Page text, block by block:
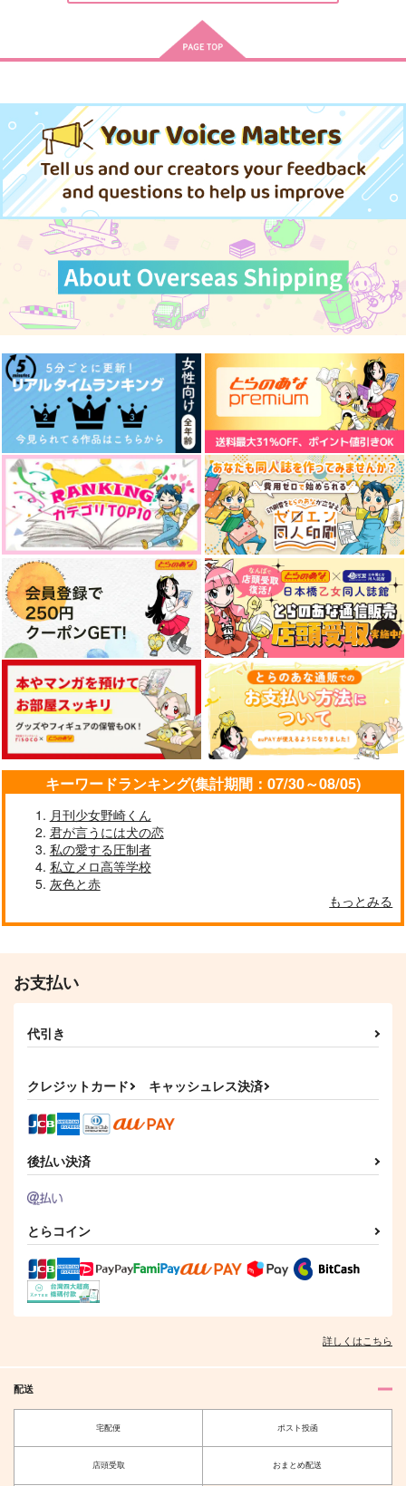
再録集 紋黄蝶
ぼんくら
3,670 円 （税込）
山姥切国広×山姥切長義
サンプル
1,887円（税込）
山姥切国広×山姥切長義
サンプル
猫になりたい
ctrl＋
708円（税込）
山姥切長義×山姥切国広
サンプル
初戀綴り -にど寝 再録
集-
にど寝
1,572 （税込）
山姥切国広×山姥切長義
サンプル
作品詳細
夏夕
fefefe
157円（税込）
山姥切国広×山姥切長義
サンプル
作品詳細
八月の信仰
ctrl＋
707円（税込）
山姥切長義×山姥切国広
サンプル
作品詳細
俺の写しは最高に可愛
い！
787円（税込）
サンプル
作品詳細
サンプル
見るか
AMBIVALENT
専売 1,572円 （税込）
刀剣乱舞
山姥切国広×山姥切長義
サンプル
カート
PINK POWER
専売 315円（税込）
山姥切国広×山姥切長義
サンプル
いであろっく
専売 1,155円 （税込）
刀剣乱舞
山姥切国広×山姥切長義
サンプル
くにちょぎつめ！
ONE CHANCE!
専売 707円（税込）
刀剣乱舞
山姥切国広×山姥切長義
サンプル
カート
山姥切劇場 極
C.latte
472円（税込）
刀剣乱舞
山姥切国広×山姥切長義
サンプル
カート
恋と呪いは紙一重！？
あめだまファクトリ
ー
550
刀剣乱舞
山姥切国広×山姥切長義
サンプル
カート
娘はやらん!!!
787円
刀剣乱舞
サンプル
Retake！
サンプル
持てるものなら与えて
欲しい
サンプル
脱落者 山姥切長義
君とつむぐ物語
専売 1,100円（税込）
山姥切国広×山姥切長義
いずれの人にも、その
人の本を
山姥切国広×山姥切長義
キーワードランキング(集計期間：07/30～08/05)
月刊少女野崎くん
君が言うには犬の恋
私の愛する圧制者
私立メロ高等学校
灰色と赤
もっとみる
お支払い
代引き
クレジットカード キャッシュレス決済
後払い決済
とらコイン
詳しくはこちら
配送
宅配便 ポスト投函
店頭受取 おまとめ配送